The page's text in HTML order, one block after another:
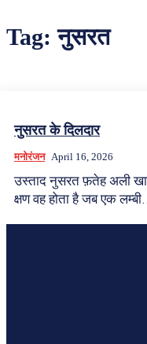
Tag:नुसरत
नुसरत के दिलदार
मनोरंजन April 16, 2026
उस्ताद नुसरत फ़तेह अली
क्षण वह होता है जब एक